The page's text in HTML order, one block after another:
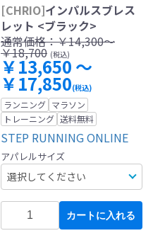
[CHRIO]インパルスブレス
レット <ブラック>
通常価格：￥14,300～
￥18,700 (税込)
￥13,650 ～
￥17,850(税込)
ランニング マラソン
トレーニング 送料無料
STEP RUNNING ONLINE
アパレルサイズ
カートに入れる